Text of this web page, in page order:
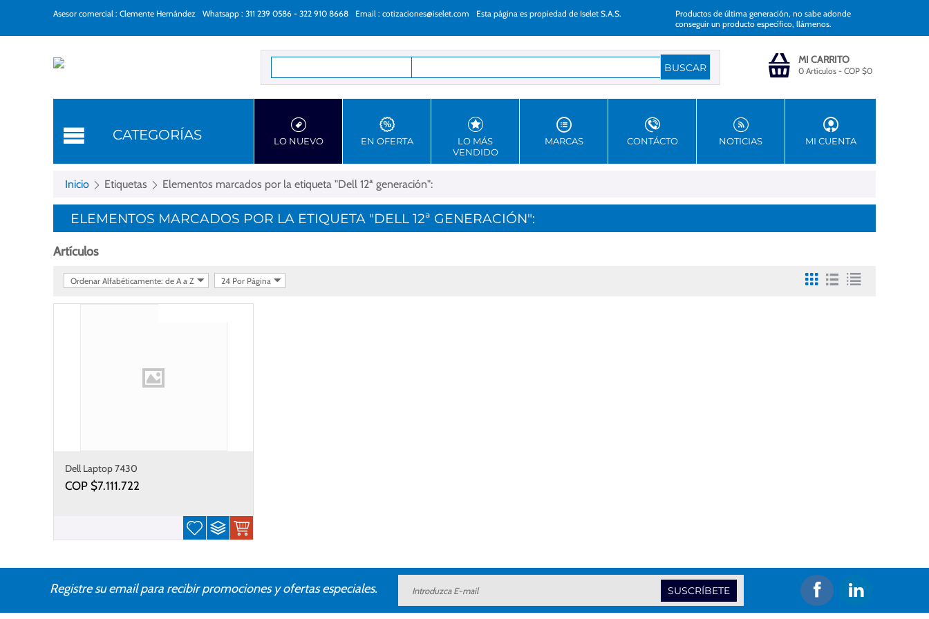
Asesor comercial : Clemente Hernández Whatsapp : 311 239 0586 - 322 910 8668 Email : cotizaciones@iselet.com Esta página es propiedad de Iselet S.A.S.
Productos de última generación, no sabe adonde
conseguir un producto específico, llámenos.
MI CARRITO
0 Artículos - COP $0
CATEGORÍAS LO NUEVO EN OFERTA
LO MÁS
VENDIDO
MARCAS CONTÁCTO NOTICIAS MI CUENTA
Inicio Etiquetas Elementos marcados por la etiqueta "Dell 12ª generación":
ELEMENTOS MARCADOS POR LA ETIQUETA "DELL 12ª GENERACIÓN":
Artículos
Ordenar Alfabéticamente: de A a Z 24 Por Página
Dell Laptop 7430
COP $7.111.722
Registre su email para recibir promociones y ofertas especiales. SUSCRÍBETE